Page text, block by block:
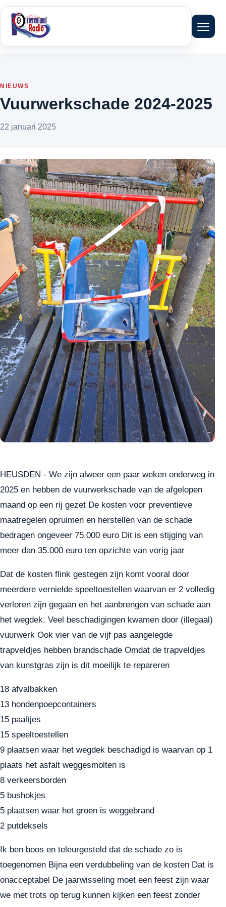
Menu
NIEUWS
Vuurwerkschade 2024-2025
22 januari 2025
HEUSDEN - We zijn alweer een paar weken onderweg in
2025 en hebben de vuurwerkschade van de afgelopen
maand op een rij gezet De kosten voor preventieve
maatregelen opruimen en herstellen van de schade
bedragen ongeveer 75.000 euro Dit is een stijging van
meer dan 35.000 euro ten opzichte van vorig jaar
Dat de kosten flink gestegen zijn komt vooral door
meerdere vernielde speeltoestellen waarvan er 2 volledig
verloren zijn gegaan en het aanbrengen van schade aan
het wegdek. Veel beschadigingen kwamen door (illegaal)
vuurwerk Ook vier van de vijf pas aangelegde
trapveldjes hebben brandschade Omdat de trapveldjes
van kunstgras zijn is dit moeilijk te repareren
18 afvalbakken
13 hondenpoepcontainers
15 paaltjes
15 speeltoestellen
9 plaatsen waar het wegdek beschadigd is waarvan op 1
plaats het asfalt weggesmolten is
8 verkeersborden
5 bushokjes
5 plaatsen waar het groen is weggebrand
2 putdeksels
Ik ben boos en teleurgesteld dat de schade zo is
toegenomen Bijna een verdubbeling van de kosten Dat is
onacceptabel De jaarwisseling moet een feest zijn waar
we met trots op terug kunnen kijken een feest zonder